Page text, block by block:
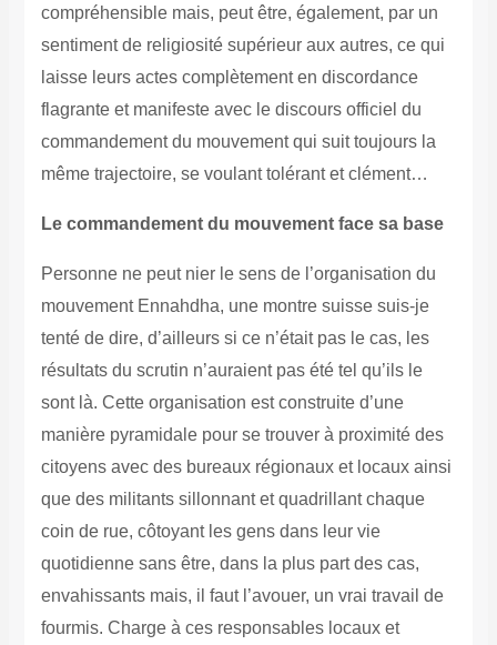
compréhensible mais, peut être, également, par un
sentiment de religiosité supérieur aux autres, ce qui
laisse leurs actes complètement en discordance
flagrante et manifeste avec le discours officiel du
commandement du mouvement qui suit toujours la
même trajectoire, se voulant tolérant et clément…
Le commandement du mouvement face sa base
Personne ne peut nier le sens de l’organisation du
mouvement Ennahdha, une montre suisse suis-je
tenté de dire, d’ailleurs si ce n’était pas le cas, les
résultats du scrutin n’auraient pas été tel qu’ils le
sont là. Cette organisation est construite d’une
manière pyramidale pour se trouver à proximité des
citoyens avec des bureaux régionaux et locaux ainsi
que des militants sillonnant et quadrillant chaque
coin de rue, côtoyant les gens dans leur vie
quotidienne sans être, dans la plus part des cas,
envahissants mais, il faut l’avouer, un vrai travail de
fourmis. Charge à ces responsables locaux et